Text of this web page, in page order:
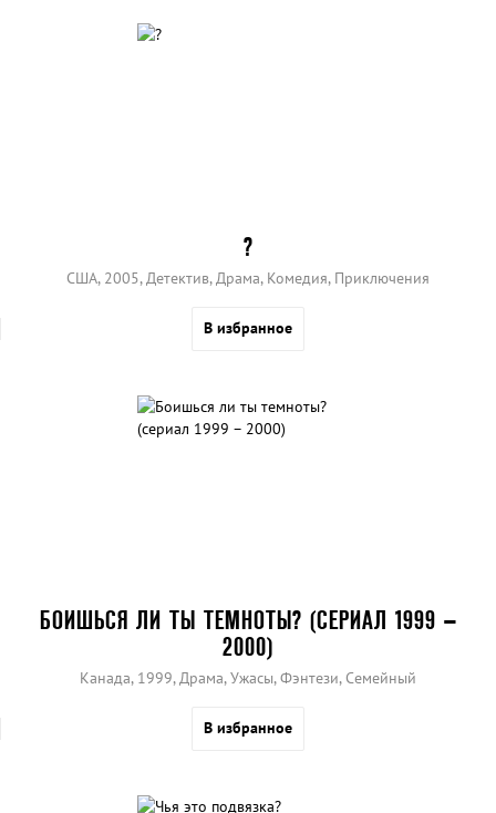
?
США, 2005, Детектив, Драма, Комедия, Приключения
В избранное
БОИШЬСЯ ЛИ ТЫ ТЕМНОТЫ? (СЕРИАЛ 1999 –
2000)
Канада, 1999, Драма, Ужасы, Фэнтези, Семейный
В избранное